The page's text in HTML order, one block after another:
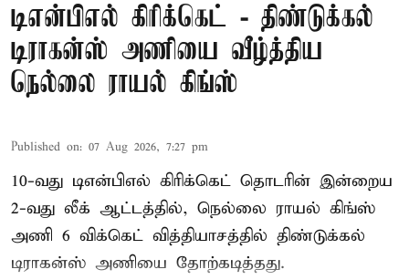
டிஎன்பிஎல் கிரிக்கெட் - திண்டுக்கல்
டிராகன்ஸ் அணியை வீழ்த்திய
நெல்லை ராயல் கிங்ஸ்
Published on: 07 Aug 2026, 7:27 pm
10-வது டிஎன்பிஎல் கிரிக்கெட் தொடரின் இன்றைய
2-வது லீக் ஆட்டத்தில், நெல்லை ராயல் கிங்ஸ்
அணி 6 விக்கெட் வித்தியாசத்தில் திண்டுக்கல்
டிராகன்ஸ் அணியை தோற்கடித்தது.